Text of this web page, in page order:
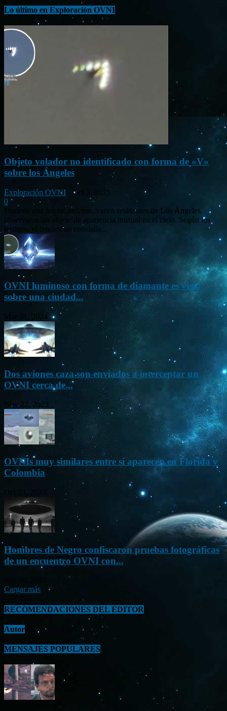
Lo último en Exploración OVNI
Objeto volador no identificado con forma de «V»
sobre los Ángeles
Exploración OVNI
Oct 5, 2025
0
Durante una noche reciente, varios residentes de Los Ángeles
observaron un objeto de apariencia inusual en el cielo. Según los
testigos, el fenómeno consistía...
OVNI luminoso con forma de diamante es visto
sobre una ciudad...
Mar 31, 2024
Dos aviones caza son enviados a interceptar un
OVNI cerca de...
Nov 22, 2023
OVNIs muy similares entre sí aparecen en Florida y
Colombia
Oct 23, 2023
Hombres de Negro confiscaron pruebas fotográficas
de un encuentro OVNI con...
Cargar más
RECOMENDACIONES DEL EDITOR
Autor
MENSAJES POPULARES